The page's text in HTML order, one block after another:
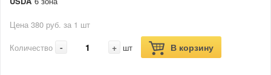
Цена 380 руб. за 1 шт
Количество
- + шт В корзину